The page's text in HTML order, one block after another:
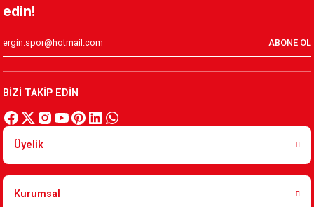
%12
edin!
ABONE OL
BİZİ TAKİP EDİN
Üyelik
Kurumsal